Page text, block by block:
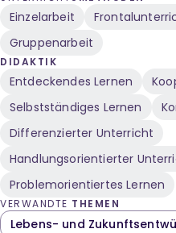
Einzelarbeit
Gruppenarbeit
DIDAKTIK
Entdeckendes Lernen
Selbstständiges Lernen
Differenzierter Unterricht
Handlungsorientierter
Problemorientiertes Lernen
VERWANDTE THEMEN
Lebens- und